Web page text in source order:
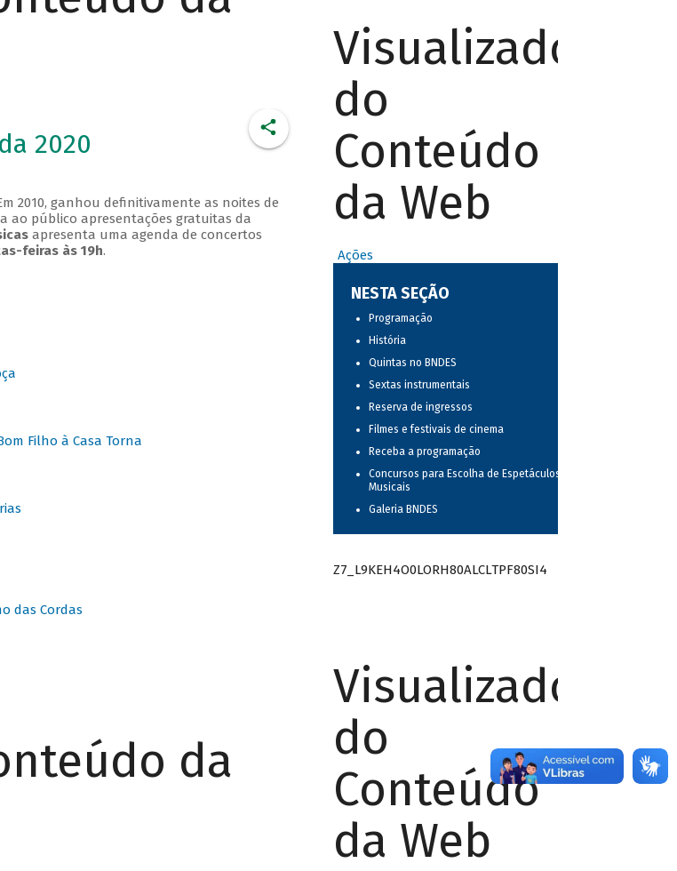
2020
2010, ganhou definitivamente as noites de
ao público apresentações gratuitas da
apresenta uma agenda de concertos
feiras às 19h.
Filho à Casa Torna
das Cordas
da
Visualizador
do
Conteúdo
da Web
Ações
NESTA SEÇÃO
Programação
História
Quintas no BNDES
Sextas instrumentais
Reserva de ingressos
Filmes e festivais de cinema
Receba a programação
Concursos para Escolha de Espetáculos
Musicais
Galeria BNDES
Z7_L9KEH4O0LORH80ALCLTPF80SI4
Visualizador
do
Conteúdo
da Web